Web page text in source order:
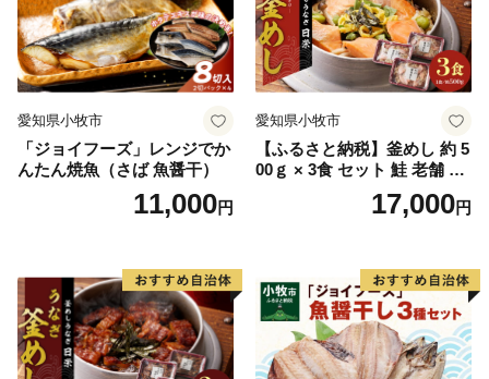
愛知県小牧市
「ジョイフーズ」レンジでか
んたん焼魚（さば 魚醤干）
11,000円
愛知県小牧市
【ふるさと納税】釜めし 約 5
00ｇ × 3食 セット 鮭 老舗 急
速冷凍 レンチン 時短 簡単調
理 食品 加工品 海鮮 手作り
り寄せグルメ 愛知県 小牧市
送料無料
17,000円